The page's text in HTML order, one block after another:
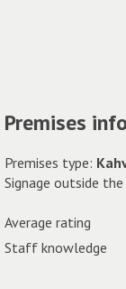
Premises
Premises type:
Signage outside the
Average rating
Staff knowledge